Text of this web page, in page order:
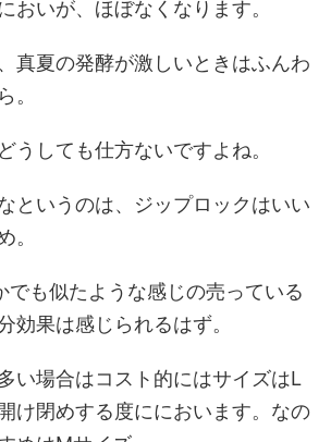
おいが、ほぼなくなります。
真夏の発酵が激しいときはふんわ
。
うしても仕方ないですよね。
というのは、ジップロックはいい
。
でも似たような感じの売っている
効果は感じられるはず。
い場合はコスト的にはサイズはL
け閉めする度ににおいます。なの